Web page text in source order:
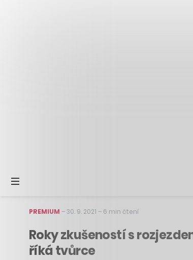
PREMIUM –30. 9. 2021 – 6 min čtení
Roky zkušeností s
říká tvůrce